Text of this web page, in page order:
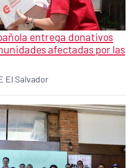
entrega donativos
afectadas por las
El Salvador